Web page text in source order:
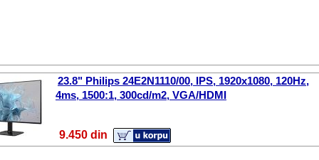
23.8" Philips 24E2N1110/00, IPS, 1920x1080, 120Hz,
4ms, 1500:1, 300cd/m2, VGA/HDMI
9.450 din